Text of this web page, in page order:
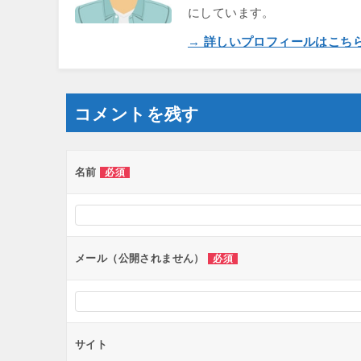
にしています。
→ 詳しいプロフィールはこち
コメントを残す
名前 必須
メール（公開されません） 必須
サイト